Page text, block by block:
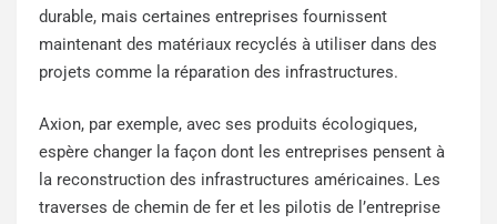
durable, mais certaines entreprises fournissent
maintenant des matériaux recyclés à utiliser dans des
projets comme la réparation des infrastructures.
Axion, par exemple, avec ses produits écologiques,
espère changer la façon dont les entreprises pensent à
la reconstruction des infrastructures américaines. Les
traverses de chemin de fer et les pilotis de l’entreprise